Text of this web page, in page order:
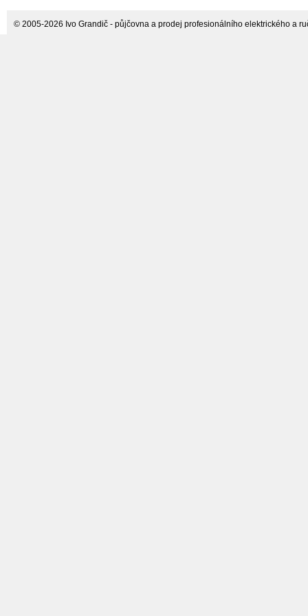
© 2005-2026 Ivo Grandič - půjčovna a prodej profesionálního elektrického a